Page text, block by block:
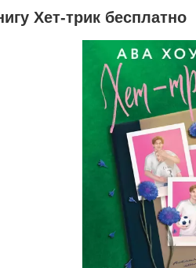
Хет-трик бесплатно